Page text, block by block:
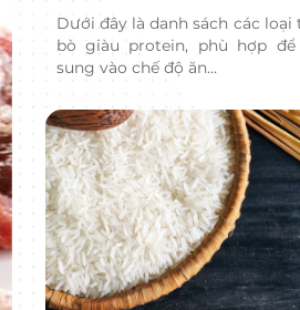
Dưới đây là danh sách các loại
bò giàu protein, phù hợp để
sung vào chế độ ăn…